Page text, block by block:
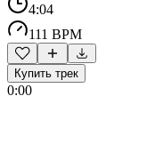
4:04
111 BPM
Купить трек
0:00